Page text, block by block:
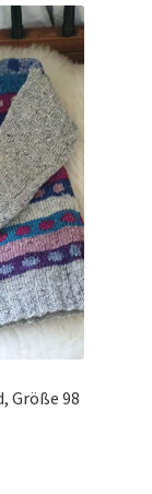
Größe 98